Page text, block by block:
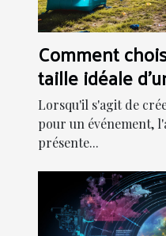
Comment
taille idéale
pour votre
Lorsqu'il s'agit de
pour un événement,
présente...